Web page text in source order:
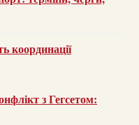
координації
з Гегсетом: